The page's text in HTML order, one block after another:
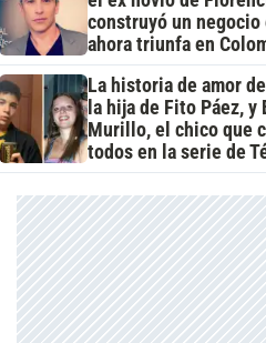
construyó un negocio
ahora triunfa en
La historia de amor
la hija de Fito Páez, y
Murillo, el chico que
todos en la serie de